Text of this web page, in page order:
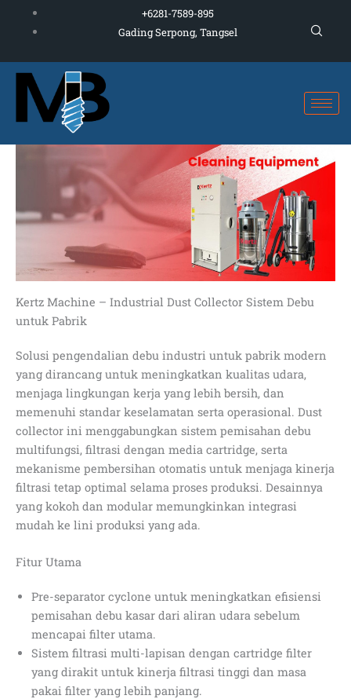
+6281-7589-895
Gading Serpong, Tangsel
Kertz Machine – Industrial Dust Collector Sistem Debu
untuk Pabrik
Solusi pengendalian debu industri untuk pabrik modern
yang dirancang untuk meningkatkan kualitas udara,
menjaga lingkungan kerja yang lebih bersih, dan
memenuhi standar keselamatan serta operasional. Dust
collector ini menggabungkan sistem pemisahan debu
multifungsi, filtrasi dengan media cartridge, serta
mekanisme pembersihan otomatis untuk menjaga kinerja
filtrasi tetap optimal selama proses produksi. Desainnya
yang kokoh dan modular memungkinkan integrasi
mudah ke lini produksi yang ada.
Fitur Utama
Pre-separator cyclone untuk meningkatkan efisiensi
pemisahan debu kasar dari aliran udara sebelum
mencapai filter utama.
Sistem filtrasi multi-lapisan dengan cartridge filter
yang dirakit untuk kinerja filtrasi tinggi dan masa
pakai filter yang lebih panjang.